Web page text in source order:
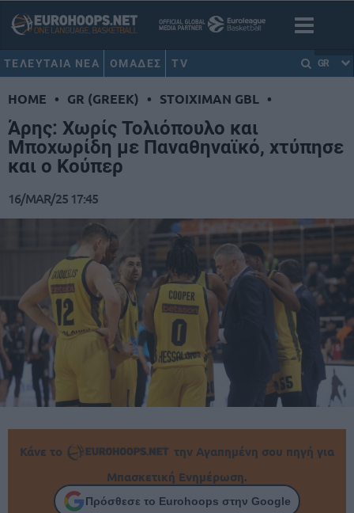
ΤΕΛΕΥΤΑΙΑ ΝΕΑ ΟΜΑΔΕΣ TV GR
HOME • GR (GREEK) • STOIXIMAN GBL •
Άρης: Χωρίς Τολιόπουλο και
Μποχωρίδη με Παναθηναϊκό, χτύπησε
και ο Κούπερ
16/MAR/25 17:45
Κάνε το
την Αγαπημένη σου πηγή για
Μπασκετική Ενημέρωση.
Πρόσθεσε το Eurohoops στην Google